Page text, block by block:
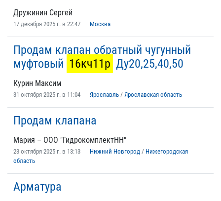
Дружинин Сергей
17 декабря 2025 г. в 22:47 Москва
Продам клапан обратный чугунный
муфтовый 16кч11р Ду20,25,40,50
Курин Максим
31 октября 2025 г. в 11:04 Ярославль / Ярославская область
Продам клапана
Мария – ООО "ГидрокомплектНН"
23 октября 2025 г. в 13:13 Нижний Новгород / Нижегородская
область
Арматура